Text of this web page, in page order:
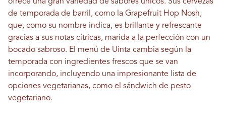
de temporada de barril, como la Grapefruit Hop Nosh,
que, como su nombre indica, es brillante y refrescante
gracias a sus notas cítricas, marida a la perfección con un
bocado sabroso. El menú de Uinta cambia según la
temporada con ingredientes frescos que se van
incorporando, incluyendo una impresionante lista de
opciones vegetarianas, como el sándwich de pesto
vegetariano.